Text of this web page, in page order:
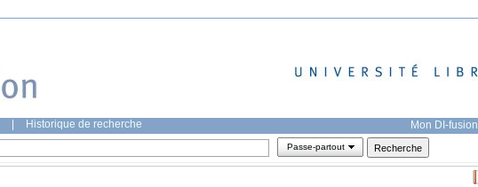
Historique de recherche Mon DI-fusion
Passe-partout